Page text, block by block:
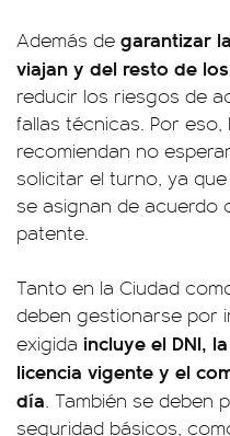
Además de garantizar
viajan y del resto de
reducir los riesgos de
fallas técnicas. Por
recomiendan no
solicitar el turno, ya
se asignan de acuerdo
patente.
Tanto en la Ciudad
deben gestionarse por
exigida incluye el DNI,
licencia vigente y el
día. También se deben
seguridad básicos,